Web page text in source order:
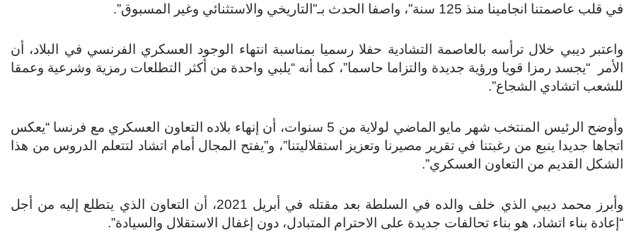
في قلب عاصمتنا انجامينا منذ 125 سنة”، واصفا الحدث بـ”التاريخي والاستثنائي وغير المسبوق”.
واعتبر ديبي خلال ترأسه بالعاصمة التشادية حفلا رسميا بمناسبة انتهاء الوجود العسكري الفرنسي في البلاد، أن
الأمر “يجسد رمزا قويا ورؤية جديدة والتزاما حاسما”، كما أنه “يلبي واحدة من أكثر التطلعات رمزية وشرعية وعمقا
للشعب اتشادي الشجاع”.
وأوضح الرئيس المنتخب شهر مايو الماضي لولاية من 5 سنوات، أن إنهاء بلاده التعاون العسكري مع فرنسا “يعكس
اتجاها جديدا ينبع من رغبتنا في تقرير مصيرنا وتعزيز استقلاليتنا”، و”يفتح المجال أمام اتشاد لتتعلم الدروس من هذا
الشكل القديم من التعاون العسكري”.
وأبرز محمد ديبي الذي خلف والده في السلطة بعد مقتله في أبريل 2021، أن التعاون الذي يتطلع إليه من أجل
“إعادة بناء اتشاد، هو بناء تحالفات جديدة على الاحترام المتبادل، دون إغفال الاستقلال والسيادة”.